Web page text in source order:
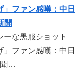
」ファン感嘆：中日
聞
な黒服ショット
」ファン感嘆：中日
聞…